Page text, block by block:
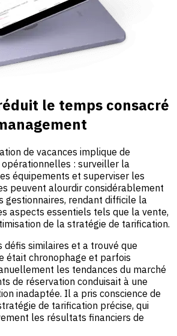
le temps consacré
de vacances implique de
: surveiller la
équipements et superviser les
peuvent alourdir considérablement
gestionnaires, rendant difficile la
aspects essentiels tels que la vente,
de la stratégie de tarification.
défis similaires et a trouvé que
était chronophage et parfois
les tendances du marché
de réservation conduisait à une
inadaptée. Il a pris conscience de
de tarification précise, qui
les résultats financiers de